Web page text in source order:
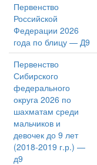
Первенство
Российской
Федерации 2026
года по блицу — Д9
Первенство
Сибирского
федерального
округа 2026 по
шахматам среди
мальчиков и
девочек до 9 лет
(2018-2019 г.р.) —
д9